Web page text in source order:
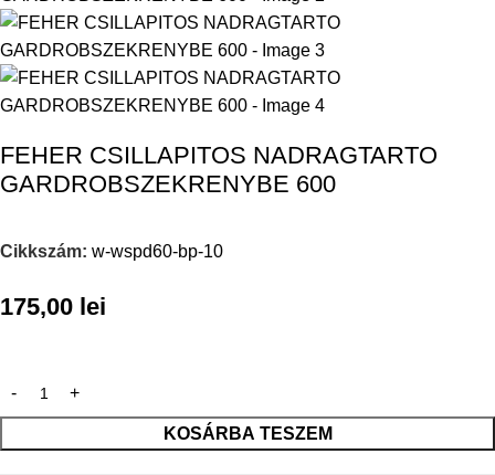
FEHER CSILLAPITOS NADRAGTARTO
GARDROBSZEKRENYBE 600
Cikkszám: w-wspd60-bp-10
175,00 lei
KOSÁRBA TESZEM